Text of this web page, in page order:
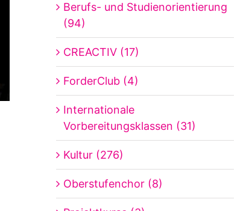
Berufs- und Studienorientierung
(94)
CREACTIV (17)
ForderClub (4)
Internationale
Vorbereitungsklassen (31)
Kultur (276)
Oberstufenchor (8)